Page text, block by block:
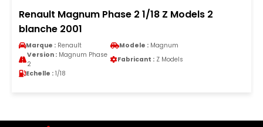
Renault Magnum Phase 2 1/18 Z Models 2
blanche 2001
Marque : Renault Modele : Magnum
Version :Magnum Phase
2
Fabricant : Z Models
Echelle : 1/18